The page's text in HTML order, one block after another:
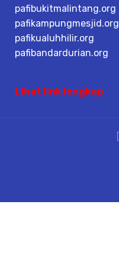
pafibukitmalintang.org
pafikampungmesjid.org
pafikualuhhilir.org
pafibandardurian.org
Lihat link lengkap